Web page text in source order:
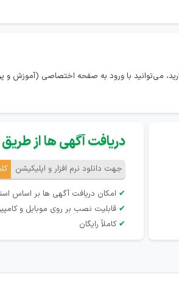
می‌توانید با ورود به صفحه اختصاصی (آموزش و
دریافت آگهی ها از طریق
جهت دانلود نرم افزار و اپلیکیشن
✔ امکان دریافت آگهی ها بر اساس
✔ قابلیت نصب بر روی موبایل و
✔ کاملاً رایگان